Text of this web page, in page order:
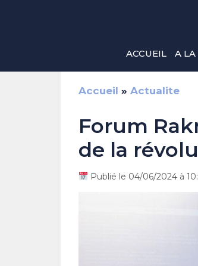
ACCUEIL A LA
Accueil » Actualite
Forum
de la
Publié le 04/06/2024 à